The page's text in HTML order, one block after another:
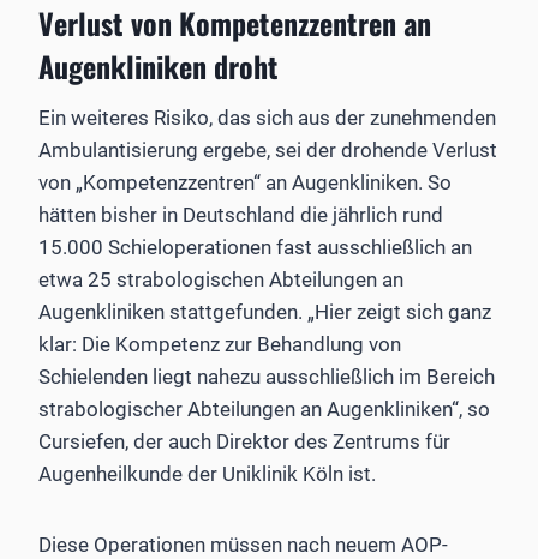
Verlust von Kompetenzzentren an
Augenkliniken droht
Ein weiteres Risiko, das sich aus der zunehmenden
Ambulantisierung ergebe, sei der drohende Verlust
von „Kompetenzzentren“ an Augenkliniken. So
hätten bisher in Deutschland die jährlich rund
15.000 Schieloperationen fast ausschließlich an
etwa 25 strabologischen Abteilungen an
Augenkliniken stattgefunden. „Hier zeigt sich ganz
klar: Die Kompetenz zur Behandlung von
Schielenden liegt nahezu ausschließlich im Bereich
strabologischer Abteilungen an Augenkliniken“, so
Cursiefen, der auch Direktor des Zentrums für
Augenheilkunde der Uniklinik Köln ist.
Diese Operationen müssen nach neuem AOP-